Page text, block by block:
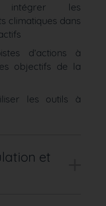
intégrer les
climatiques dans
d’actions à
objectifs de la
les outils à
et